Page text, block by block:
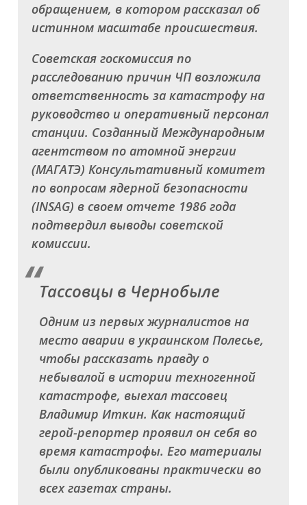
обращением, в котором рассказал об
истинном масштабе происшествия.
Советская госкомиссия по
расследованию причин ЧП возложила
ответственность за катастрофу на
руководство и оперативный персонал
станции. Созданный Международным
агентством по атомной энергии
(МАГАТЭ) Консультативный комитет
по вопросам ядерной безопасности
(INSAG) в своем отчете 1986 года
подтвердил выводы советской
комиссии.
Тассовцы в Чернобыле
Одним из первых журналистов на
место аварии в украинском Полесье,
чтобы рассказать правду о
небывалой в истории техногенной
катастрофе, выехал тассовец
Владимир Иткин. Как настоящий
герой-репортер проявил он себя во
время катастрофы. Его материалы
были опубликованы практически во
всех газетах страны.